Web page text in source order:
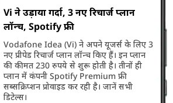
Xbox खरीदना अब
Vi ने उड़ाया गर्दा, 3 नए रिचार्ज प्लान
लॉन्च, Spotify फ्री
Vodafone Idea (Vi) ने अपने यूजर्स के लिए 3
नए प्रीपेड रिचार्ज प्लान लॉन्च किए हैं। इन प्लान
की कीमत 230 रुपये से शुरू होती है। तीनों ही
प्लान में कंपनी Spotify Premium फ्री
सब्सक्रिप्शन प्रोवाइड कर रही है। जानें सभी
डिटेल्स।